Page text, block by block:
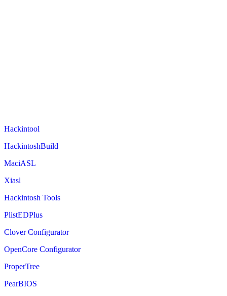
Hackintool
HackintoshBuild
MaciASL
Xiasl
Hackintosh Tools
PlistEDPlus
Clover Configurator
OpenCore Configurator
ProperTree
PearBIOS